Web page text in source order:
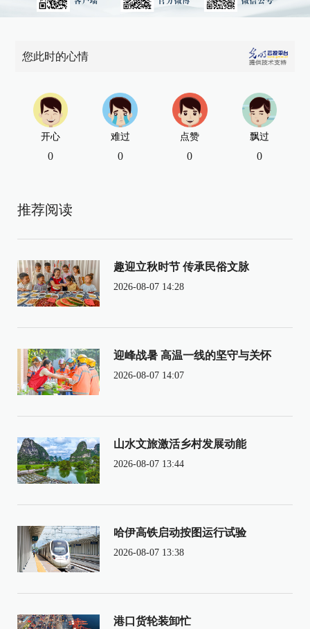
您此时的心情
开心
0
难过
0
点赞
0
飘过
0
推荐阅读
趣迎立秋时节 传承民俗文脉
2026-08-07 14:28
迎峰战暑 高温一线的坚守与关怀
2026-08-07 14:07
山水文旅激活乡村发展动能
2026-08-07 13:44
哈伊高铁启动按图运行试验
2026-08-07 13:38
港口货轮装卸忙